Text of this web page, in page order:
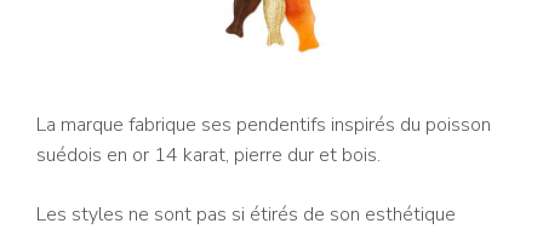
La marque fabrique ses pendentifs inspirés du poisson
suédois en or 14 karat, pierre dur et bois.
Les styles ne sont pas si étirés de son esthétique